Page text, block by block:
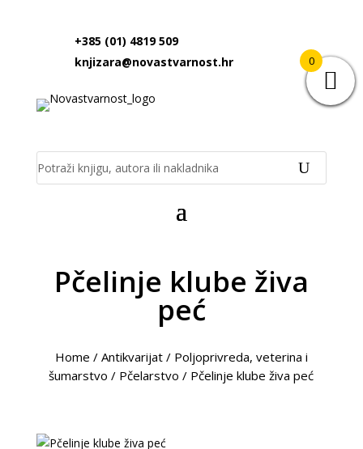
+385 (01) 4819 509
knjizara@novastvarnost.hr
Pčelinje klube živa
peć
Home / Antikvarijat/ Poljoprivreda, veterina i
šumarstvo / Pčelarstvo / Pčelinje klube živa peć
0